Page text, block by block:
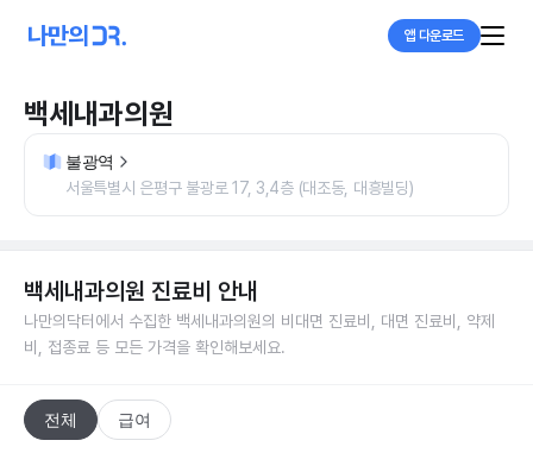
앱 다운로드
백세내과의원
불광역
서울특별시 은평구 불광로 17, 3,4층 (대조동, 대흥빌딩)
백세내과의원 진료비 안내
나만의닥터에서 수집한 백세내과의원의 비대면 진료비, 대면 진료비, 약제
비, 접종료 등 모든 가격을 확인해보세요.
전체 급여